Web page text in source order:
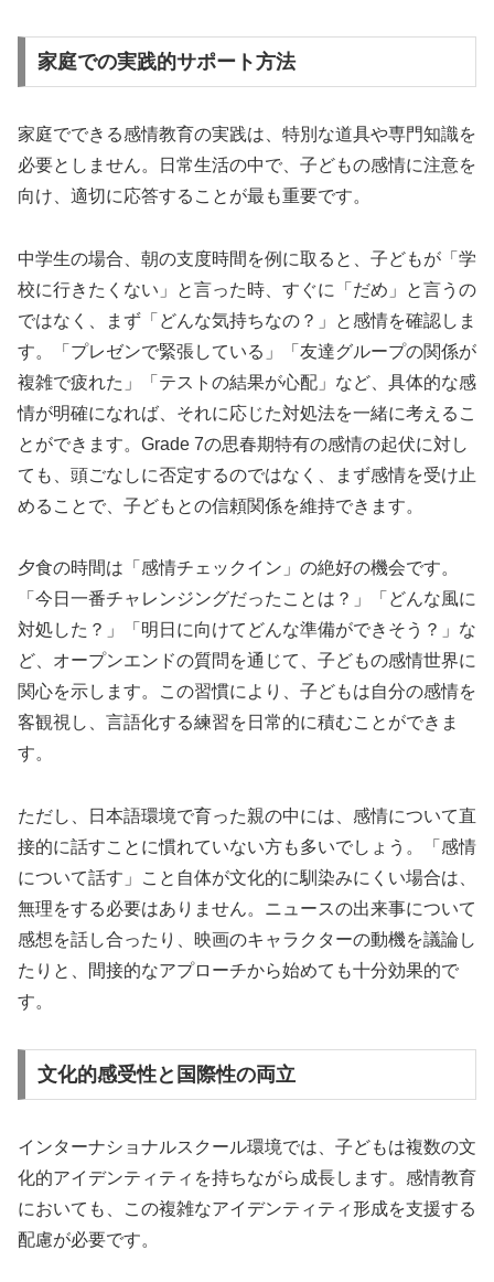
家庭での実践的サポート方法
家庭でできる感情教育の実践は、特別な道具や専門知識を
必要としません。日常生活の中で、子どもの感情に注意を
向け、適切に応答することが最も重要です。
中学生の場合、朝の支度時間を例に取ると、子どもが「学
校に行きたくない」と言った時、すぐに「だめ」と言うの
ではなく、まず「どんな気持ちなの？」と感情を確認しま
す。「プレゼンで緊張している」「友達グループの関係が
複雑で疲れた」「テストの結果が心配」など、具体的な感
情が明確になれば、それに応じた対処法を一緒に考えるこ
とができます。Grade 7の思春期特有の感情の起伏に対し
ても、頭ごなしに否定するのではなく、まず感情を受け止
めることで、子どもとの信頼関係を維持できます。
夕食の時間は「感情チェックイン」の絶好の機会です。
「今日一番チャレンジングだったことは？」「どんな風に
対処した？」「明日に向けてどんな準備ができそう？」な
ど、オープンエンドの質問を通じて、子どもの感情世界に
関心を示します。この習慣により、子どもは自分の感情を
客観視し、言語化する練習を日常的に積むことができま
す。
ただし、日本語環境で育った親の中には、感情について直
接的に話すことに慣れていない方も多いでしょう。「感情
について話す」こと自体が文化的に馴染みにくい場合は、
無理をする必要はありません。ニュースの出来事について
感想を話し合ったり、映画のキャラクターの動機を議論し
たりと、間接的なアプローチから始めても十分効果的で
す。
文化的感受性と国際性の両立
インターナショナルスクール環境では、子どもは複数の文
化的アイデンティティを持ちながら成長します。感情教育
においても、この複雑なアイデンティティ形成を支援する
配慮が必要です。